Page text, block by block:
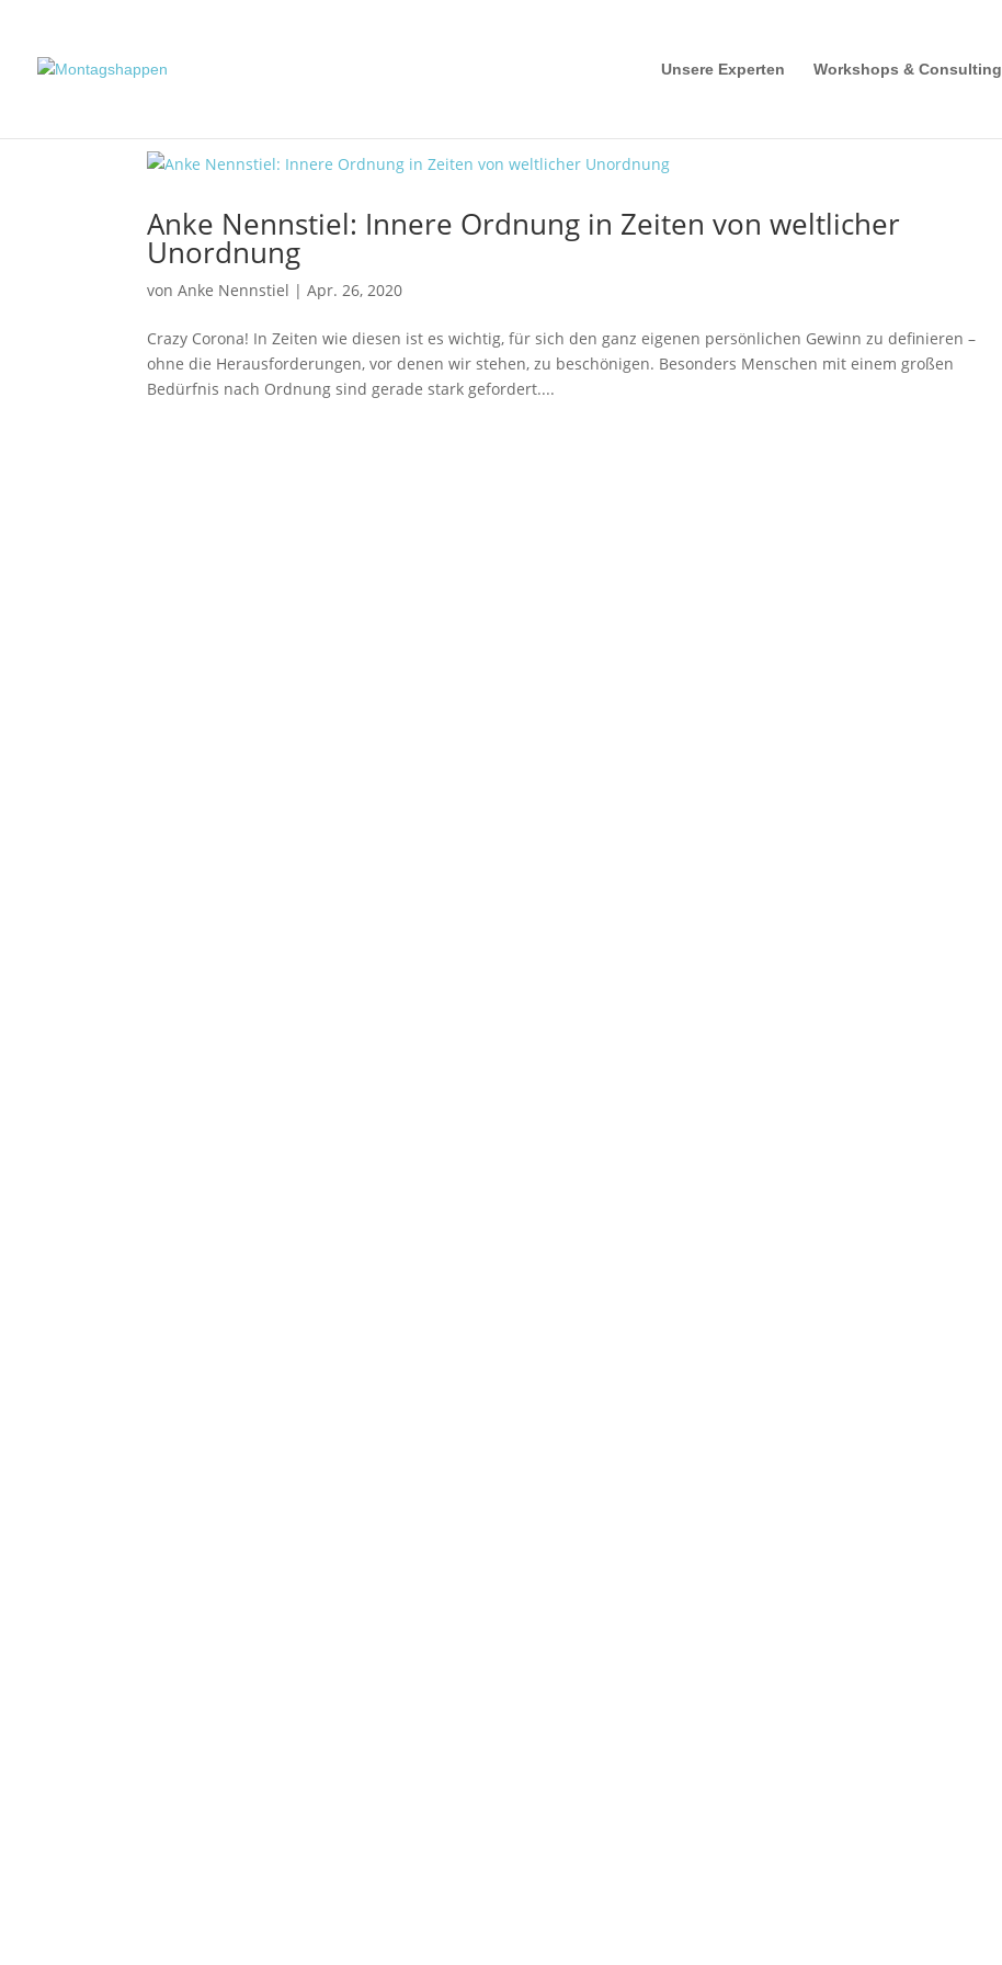
Unsere Experten Workshops & Consulting
Anke Nennstiel: Innere Ordnung in Zeiten von weltlicher
Unordnung
vonAnke Nennstiel |Apr. 26, 2020
Crazy Corona! In Zeiten wie diesen ist es wichtig, für sich den ganz eigenen persönlichen Gewinn zu definieren –
ohne die Herausforderungen, vor denen wir stehen, zu beschönigen. Besonders Menschen mit einem großen
Bedürfnis nach Ordnung sind gerade stark gefordert....